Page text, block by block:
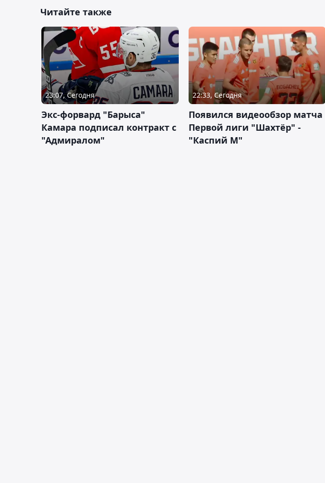
Читайте также
23:07, Сегодня
Экс-форвард "Барыса"
Камара подписал контракт с
"Адмиралом"
22:33, Сегодня
Появился видеообзор матча
Первой лиги "Шахтёр" -
"Каспий М"